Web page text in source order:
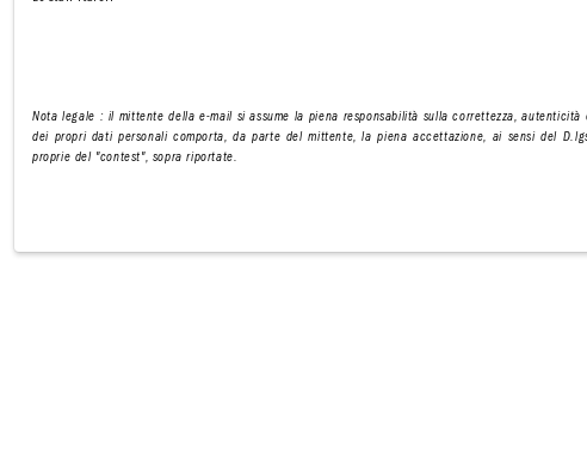
Nota legale : il mittente della e-mail si assume la piena responsabilità sulla correttezza,
dei propri dati personali comporta, da parte del mittente, la piena accettazione, ai sensi del
proprie del "contest", sopra riportate.